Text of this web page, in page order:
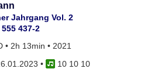
Jahrgang Vol. 2
437-2
• 2h 13min • 2021
•
10 10 10